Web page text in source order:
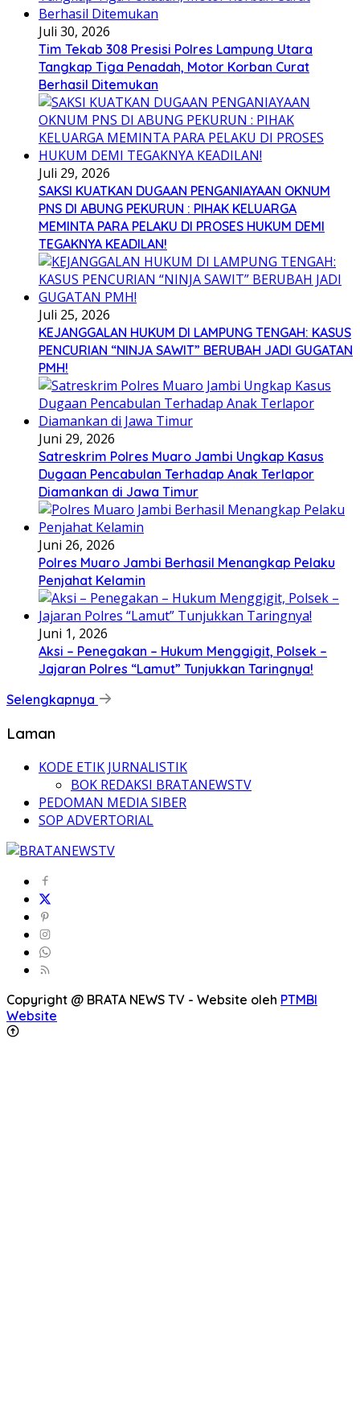
Juli 30, 2026
Tim Tekab 308 Presisi Polres Lampung Utara
Tangkap Tiga Penadah, Motor Korban Curat
Berhasil Ditemukan
Juli 29, 2026
SAKSI KUATKAN DUGAAN PENGANIAYAAN OKNUM
PNS DI ABUNG PEKURUN : PIHAK KELUARGA
MEMINTA PARA PELAKU DI PROSES HUKUM DEMI
TEGAKNYA KEADILAN!
Juli 25, 2026
KEJANGGALAN HUKUM DI LAMPUNG TENGAH: KASUS
PENCURIAN “NINJA SAWIT” BERUBAH JADI GUGATAN
PMH!
Juni 29, 2026
Satreskrim Polres Muaro Jambi Ungkap Kasus
Dugaan Pencabulan Terhadap Anak Terlapor
Diamankan di Jawa Timur
Juni 26, 2026
Polres Muaro Jambi Berhasil Menangkap Pelaku
Penjahat Kelamin
Juni 1, 2026
Aksi – Penegakan – Hukum Menggigit, Polsek –
Jajaran Polres “Lamut” Tunjukkan Taringnya!
Selengkapnya
Laman
KODE ETIK JURNALISTIK
BOK REDAKSI BRATANEWSTV
PEDOMAN MEDIA SIBER
SOP ADVERTORIAL
Copyright @ BRATA NEWS TV - Website oleh PTMBI
Website